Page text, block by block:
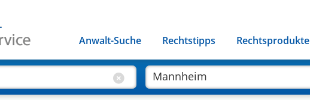
Anwalt-Suche Rechtstipps Rechtsprodukte